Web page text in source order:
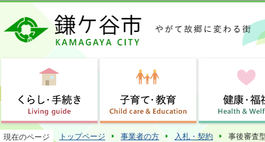
この
現在のページ トップページ 事業者の方 入札・契約 事後審査